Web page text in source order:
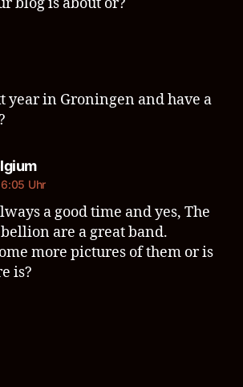
year in Groningen and have a
sagt:
Uhr
a good time and yes, The
are a great band.
more pictures of them or is
is?